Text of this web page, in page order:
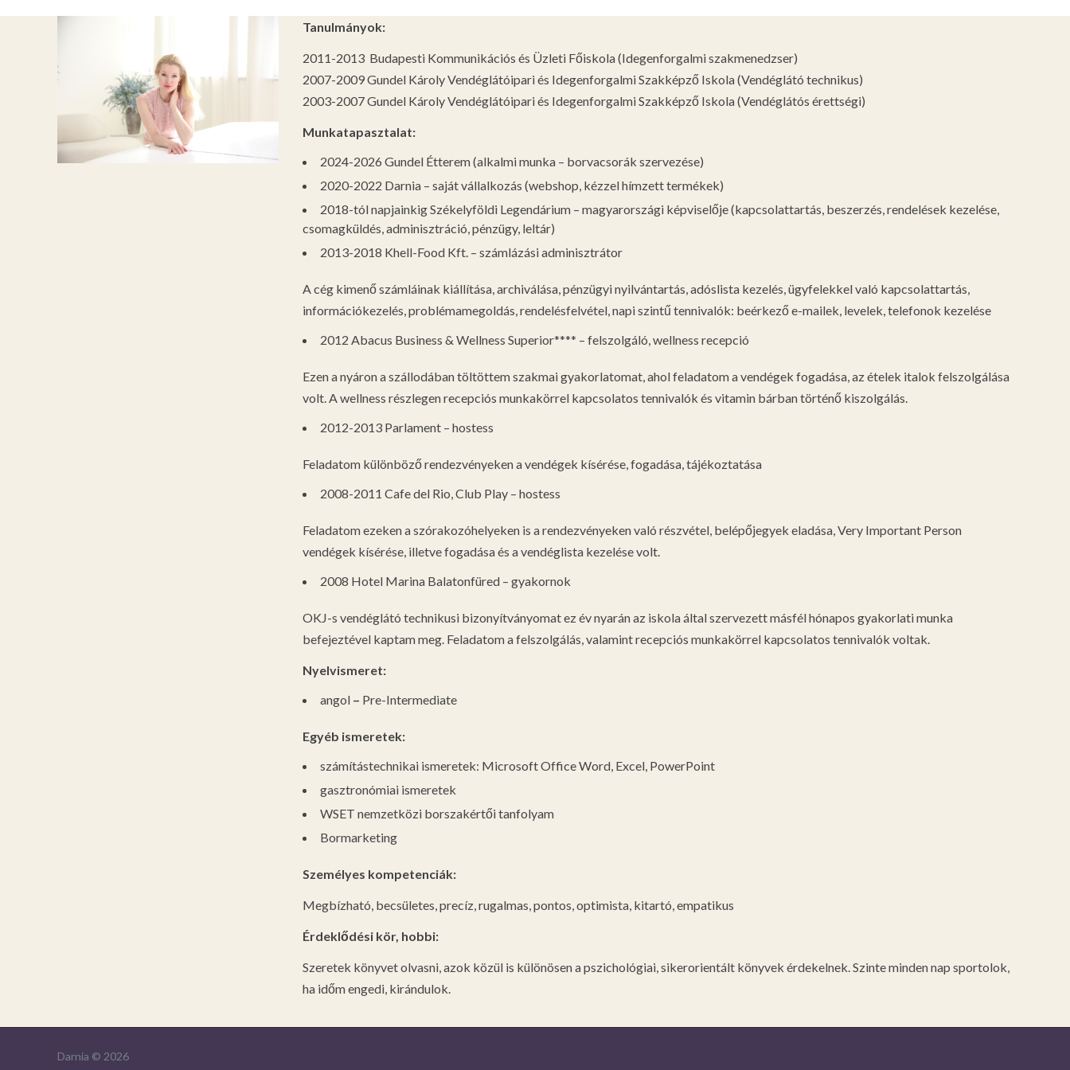
Tanulmányok:
2011-2013 Budapesti Kommunikációs és Üzleti Főiskola (Idegenforgalmi szakmenedzser)
2007-2009 Gundel Károly Vendéglátóipari és Idegenforgalmi Szakképző Iskola (Vendéglátó technikus)
2003-2007 Gundel Károly Vendéglátóipari és Idegenforgalmi Szakképző Iskola (Vendéglátós érettségi)
Munkatapasztalat:
2024-2026 Gundel Étterem (alkalmi munka – borvacsorák szervezése)
2020-2022 Darnia – saját vállalkozás (webshop, kézzel hímzett termékek)
2018-tól napjainkig Székelyföldi Legendárium – magyarországi képviselője (kapcsolattartás, beszerzés, rendelések kezelése,
csomagküldés, adminisztráció, pénzügy, leltár)
2013-2018 Khell-Food Kft. – számlázási adminisztrátor
A cég kimenő számláinak kiállítása, archiválása, pénzügyi nyilvántartás, adóslista kezelés, ügyfelekkel való kapcsolattartás,
információkezelés, problémamegoldás, rendelésfelvétel, napi szintű tennivalók: beérkező e-mailek, levelek, telefonok kezelése
2012 Abacus Business & Wellness Superior**** – felszolgáló, wellness recepció
Ezen a nyáron a szállodában töltöttem szakmai gyakorlatomat, ahol feladatom a vendégek fogadása, az ételek italok felszolgálása
volt. A wellness részlegen recepciós munkakörrel kapcsolatos tennivalók és vitamin bárban történő kiszolgálás.
2012-2013 Parlament – hostess
Feladatom különböző rendezvényeken a vendégek kísérése, fogadása, tájékoztatása
2008-2011 Cafe del Rio, Club Play – hostess
Feladatom ezeken a szórakozóhelyeken is a rendezvényeken való részvétel, belépőjegyek eladása, Very Important Person
vendégek kísérése, illetve fogadása és a vendéglista kezelése volt.
2008 Hotel Marina Balatonfüred – gyakornok
OKJ-s vendéglátó technikusi bizonyítványomat ez év nyarán az iskola által szervezett másfél hónapos gyakorlati munka
befejeztével kaptam meg. Feladatom a felszolgálás, valamint recepciós munkakörrel kapcsolatos tennivalók voltak.
Nyelvismeret:
angol– Pre-Intermediate
Egyéb ismeretek:
számítástechnikai ismeretek: Microsoft Office Word, Excel, PowerPoint
gasztronómiai ismeretek
WSET nemzetközi borszakértői tanfolyam
Bormarketing
Személyes kompetenciák:
Megbízható, becsületes, precíz, rugalmas, pontos, optimista, kitartó, empatikus
Érdeklődési kör, hobbi:
Szeretek könyvet olvasni, azok közül is különösen a pszichológiai, sikerorientált könyvek érdekelnek. Szinte minden nap sportolok,
ha időm engedi, kirándulok.
Darnia © 2026